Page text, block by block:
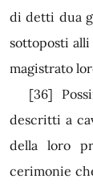
di detti dua
sottoposti
magistrato
[36]
descritti a
della loro
cerimonie